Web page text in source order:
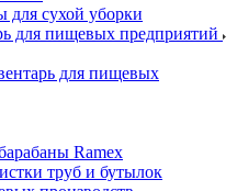
для сухой уборки
для пищевых предприятий
для пищевых
Ramex
труб и бутылок